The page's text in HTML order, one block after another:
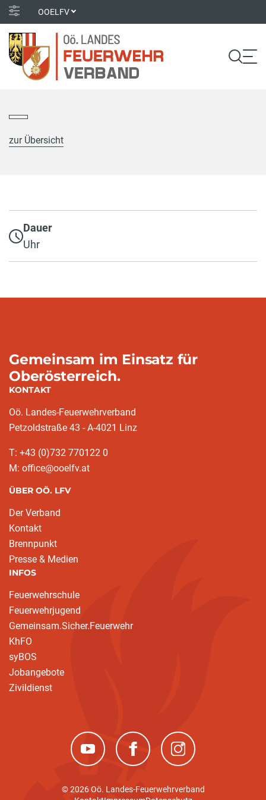
OOELFV
zur Übersicht
Dauer
Uhr
Gemeinsam im Einsatz für
Oberösterreich.
KONTAKT
Oö. Landes-Feuerwehrverband
Petzoldstraße 43 - A-4021 Linz
T: +43 (0)732 770122 0
M: office@ooelfv.at
ÜBER OÖ. LFV
Der Verband
Kontakt
Brennpunkt
Presse & Medien
INFOS
Feuerwehrschule
Feuerwehrjugend
Gemeinsam.Sicher.Feuerwehr
KhFO
syBOS
Jobangebote
Zivildienst
(neues Fenster)(neues Fenster)(neues Fenster)
© 2026 Oö. Landes-Feuerwehrverband